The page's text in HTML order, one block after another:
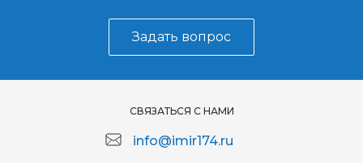
Задать вопрос
СВЯЗАТЬСЯ С НАМИ
info@imir174.ru